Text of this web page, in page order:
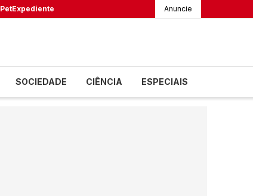
PetExpediente Anuncie
SOCIEDADE CIÊNCIA ESPECIAIS